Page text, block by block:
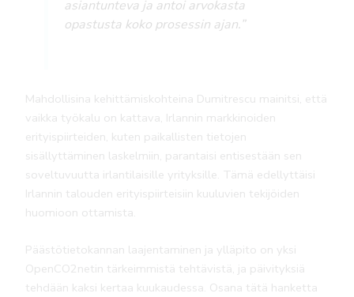
asiantunteva ja antoi arvokasta
opastusta koko prosessin ajan.”
Mahdollisina kehittämiskohteina Dumitrescu mainitsi, että
vaikka työkalu on kattava, Irlannin markkinoiden
erityispiirteiden, kuten paikallisten tietojen
sisällyttäminen laskelmiin, parantaisi entisestään sen
soveltuvuutta irlantilaisille yrityksille. Tämä edellyttäisi
Irlannin talouden erityispiirteisiin kuuluvien tekijöiden
huomioon ottamista.
Päästötietokannan laajentaminen ja ylläpito on yksi
OpenCO2netin tärkeimmistä tehtävistä, ja päivityksiä
tehdään kaksi kertaa kuukaudessa. Osana tätä hanketta